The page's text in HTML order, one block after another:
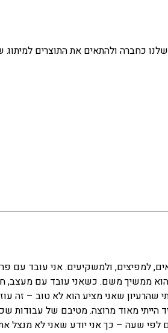
מצליח לקלוע לראש שלנו כחברה ולהתאים
למפיצים, ולמשקיעים. אני עובד עם
ממשיך משם. כשאני עובד עם
שאני מציע הוא לא טוב – זה
מאוד מרוצה. מטיבם של עבודות
לפי שעה – כך אני יודע שאני לא